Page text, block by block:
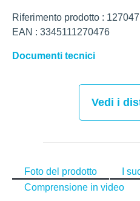
Riferimento prodotto : 127047
EAN : 3345111270476
Documenti tecnici
Vedi i
Foto del prodotto
I
Comprensione in video